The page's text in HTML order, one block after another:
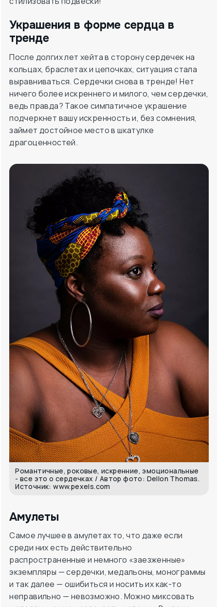
Украшения в форме сердца в
тренде
После долгих лет хейта в сторону сердечек на
кольцах, браслетах и цепочках, ситуация стала
выравниваться. Сердечки снова в тренде! Нет
ничего более искреннего и милого, чем сердечки,
ведь правда? Такое симпатичное украшение
подчеркнет вашу искренность и, без сомнения,
займет достойное место в шкатулке
драгоценностей.
Романтичные, роковые, искренние, эмоциональные
- все это о сердечках / Автор фото: Dellon Thomas.
Источник: www.pexels.com
Амулеты
Самое лучшее в амулетах то, что даже если
среди них есть действительно
распространенные и немного «заезженные»
экземпляры — сердечки, медальоны, монограммы
и так далее — ошибиться и носить их как-то
неправильно — невозможно. Можно миксовать